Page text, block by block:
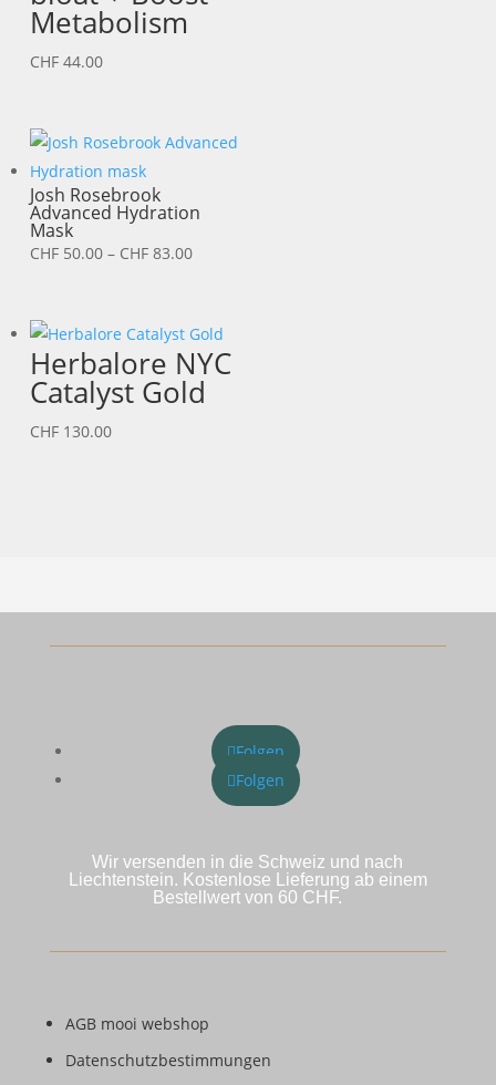
Metabolism
CHF 44.00
Josh Rosebrook
Advanced Hydration
Mask
CHF 50.00 – CHF 83.00Preisspanne:
CHF 83.00
Herbalore NYC
Catalyst Gold
CHF 130.00
Folgen
Folgen
Wir versenden in die Schweiz und nach
Liechtenstein. Kostenlose Lieferung ab einem
Bestellwert von 60 CHF.
AGB mooi webshop
Datenschutzbestimmungen